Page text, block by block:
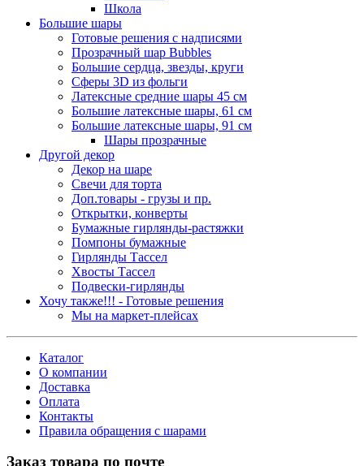
Школа
Большие шары
Готовые решения с надписями
Прозрачный шар Bubbles
Большие сердца, звезды, круги
Сферы 3D из фольги
Латексные средние шары 45 см
Большие латексные шары, 61 см
Большие латексные шары, 91 см
Шары прозрачные
Другой декор
Декор на шаре
Свечи для торта
Доп.товары - грузы и пр.
Открытки, конверты
Бумажные гирлянды-растяжки
Помпоны бумажные
Гирлянды Тассел
Хвосты Тассел
Подвески-гирлянды
Хочу также!!! - Готовые решения
Мы на маркет-плейсах
Каталог
О компании
Доставка
Оплата
Контакты
Правила обращения с шарами
Заказ товара по почте